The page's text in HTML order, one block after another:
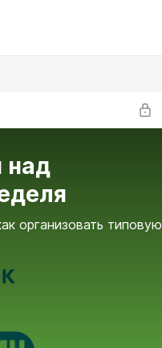
над
организовать типовую